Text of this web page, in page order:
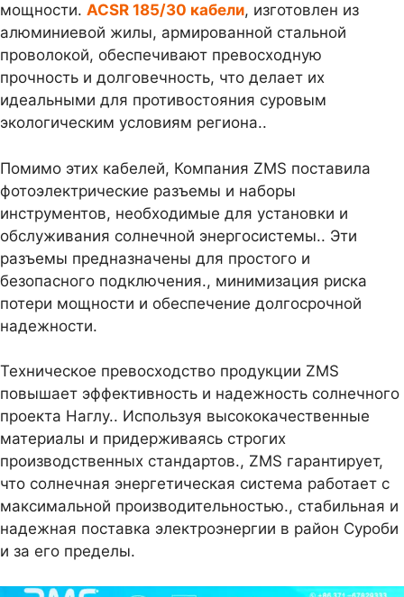
мощности. ACSR 185/30 кабели, изготовлен из
алюминиевой жилы, армированной стальной
проволокой, обеспечивают превосходную
прочность и долговечность, что делает их
идеальными для противостояния суровым
экологическим условиям региона..
Помимо этих кабелей, Компания ZMS поставила
фотоэлектрические разъемы и наборы
инструментов, необходимые для установки и
обслуживания солнечной энергосистемы.. Эти
разъемы предназначены для простого и
безопасного подключения., минимизация риска
потери мощности и обеспечение долгосрочной
надежности.
Техническое превосходство продукции ZMS
повышает эффективность и надежность солнечного
проекта Наглу.. Используя высококачественные
материалы и придерживаясь строгих
производственных стандартов., ZMS гарантирует,
что солнечная энергетическая система работает с
максимальной производительностью., стабильная и
надежная поставка электроэнергии в район Суроби
и за его пределы.